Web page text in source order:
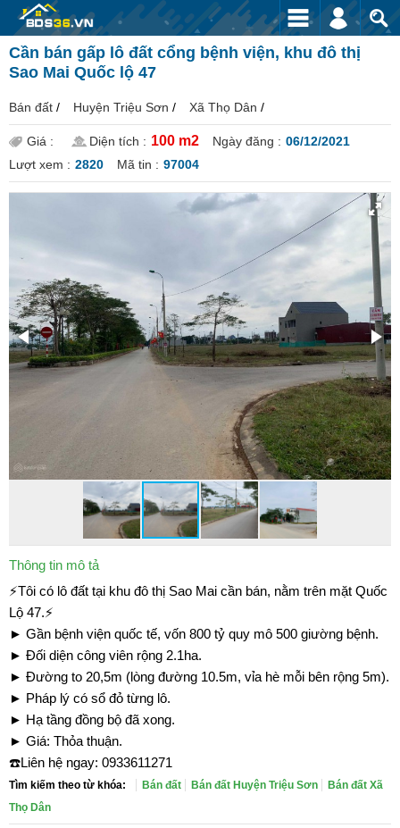
Cần bán gấp lô đất cổng bệnh viện, khu đô thị
Sao Mai Quốc lộ 47
Bán đất / Huyện Triệu Sơn / Xã Thọ Dân /
Giá : Diện tích : 100 m2 Ngày đăng : 06/12/2021
Lượt xem : 2820 Mã tin : 97004
Thông tin mô tả
⚡Tôi có lô đất tại khu đô thị Sao Mai cần bán, nằm trên mặt Quốc
Lộ 47.⚡
► Gần bệnh viện quốc tế, vốn 800 tỷ quy mô 500 giường bệnh.
► Đối diện công viên rộng 2.1ha.
► Đường to 20,5m (lòng đường 10.5m, vỉa hè mỗi bên rộng 5m).
► Pháp lý có sổ đỏ từng lô.
► Hạ tầng đồng bộ đã xong.
► Giá: Thỏa thuận.
☎️Liên hệ ngay: 0933611271
Tìm kiếm theo từ khóa: Bán đất Bán đất Huyện Triệu Sơn
Bán đất Xã
Thọ Dân